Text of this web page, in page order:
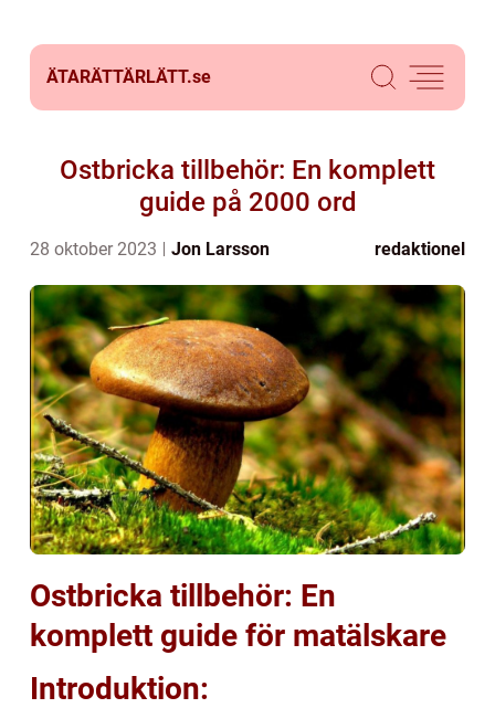
ÄTARÄTTÄRLÄTT.se
Ostbricka tillbehör: En komplett
guide på 2000 ord
28 oktober 2023 Jon Larsson redaktionel
Ostbricka tillbehör: En
komplett guide för matälskare
Introduktion: